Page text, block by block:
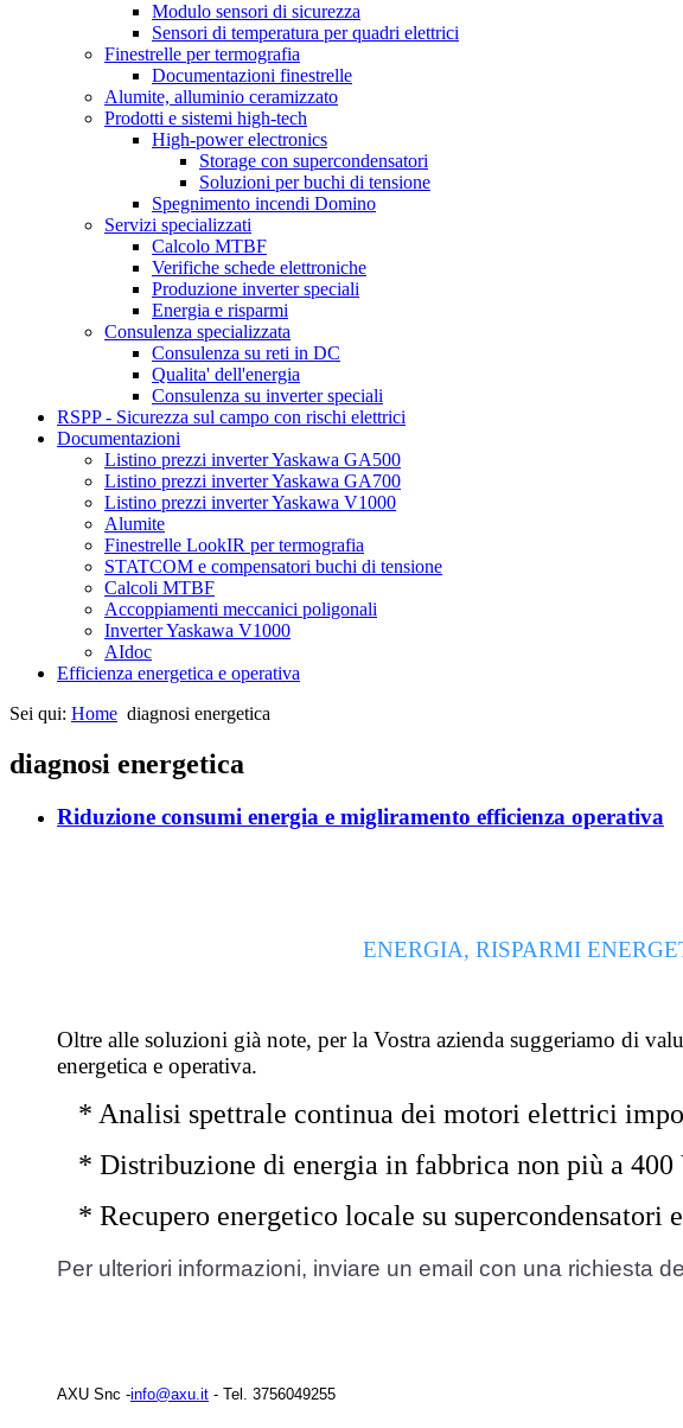
Modulo sensori di sicurezza
Sensori di temperatura per quadri elettrici
Finestrelle per termografia
Documentazioni finestrelle
Alumite, alluminio ceramizzato
Prodotti e sistemi high-tech
High-power electronics
Storage con supercondensatori
Soluzioni per buchi di tensione
Spegnimento incendi Domino
Servizi specializzati
Calcolo MTBF
Verifiche schede elettroniche
Produzione inverter speciali
Energia e risparmi
Consulenza specializzata
Consulenza su reti in DC
Qualita' dell'energia
Consulenza su inverter speciali
RSPP - Sicurezza sul campo con rischi elettrici
Documentazioni
Listino prezzi inverter Yaskawa GA500
Listino prezzi inverter Yaskawa GA700
Listino prezzi inverter Yaskawa V1000
Alumite
Finestrelle LookIR per termografia
STATCOM e compensatori buchi di tensione
Calcoli MTBF
Accoppiamenti meccanici poligonali
Inverter Yaskawa V1000
AIdoc
Efficienza energetica e operativa
Sei qui: Home diagnosi energetica
diagnosi energetica
Riduzione consumi energia e migliramento efficienza operativa
ENERGIA, RISPARMI
Oltre alle soluzioni già note, per la Vostra azienda suggeriamo di
energetica e operativa.
* Analisi spettrale continua dei motori elettrici
* Distribuzione di energia in fabbrica non più a 400
* Recupero energetico locale su supercondensatori
Per ulteriori informazioni, inviare un email con una richiesta
AXU Snc -info@axu.it - Tel. 3756049255